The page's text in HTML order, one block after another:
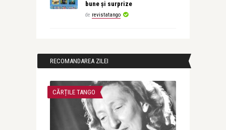
bune și surprize
de revistatango
RECOMANDAREA ZILEI
CĂRȚILE TANGO